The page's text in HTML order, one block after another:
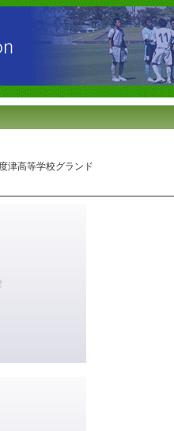
津高等学校グランド